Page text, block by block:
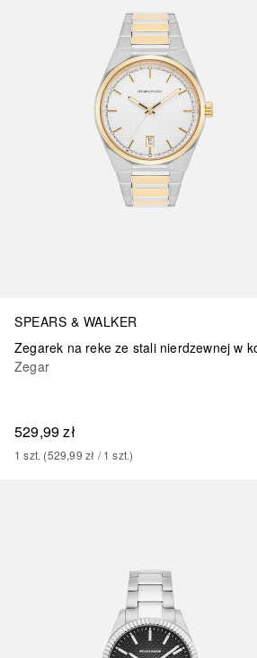
SPEARS & WALKER
Zegar
529,99 zł
1 szt. (529,99 zł / 1 szt.)